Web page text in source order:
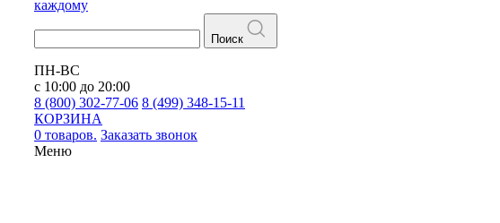
каждому
Поиск
ПН-ВС
с 10:00 до 20:00
8 (800) 302-77-06 8 (499) 348-15-11
КОРЗИНА
0 товаров. Заказать звонок
Меню